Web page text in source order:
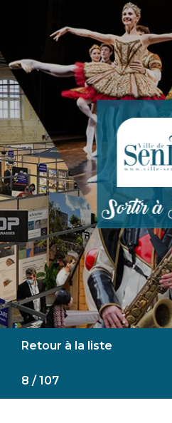
Retour à la liste
8 / 107